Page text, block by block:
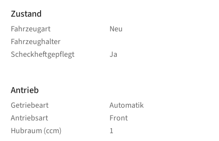
Zustand
Fahrzeugart
Neu
Fahrzeughalter
Scheckheftgepflegt
Ja
Antrieb
Getriebeart
Automatik
Antriebsart
Front
Hubraum (ccm)
1